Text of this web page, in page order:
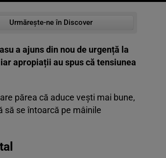
Urmărește-ne în Discover
a ajuns din nou de urgență la
apropiații au spus că tensiunea
părea că aduce vești mai bune,
să se întoarcă pe mâinile